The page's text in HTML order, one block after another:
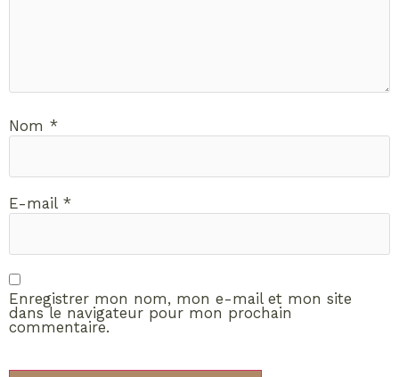
Nom *
E-mail *
Enregistrer mon nom, mon e-mail et mon site
dans le navigateur pour mon prochain
commentaire.